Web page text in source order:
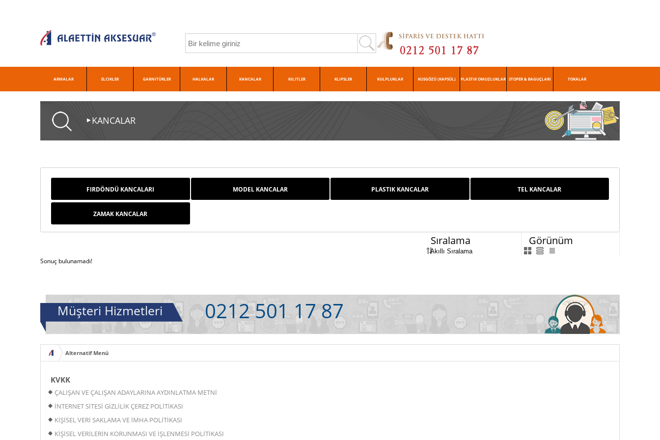
ARMALAR ELCIKLER GARNITÜRLER HALKALAR KANCALAR KILITLER KLIPSLER KULPLUKLAR KUSGÖZÜ (KAPSÜL) PLASTIK OMUZLUKLAR STOPER & BAGUÇLARI TOKALAR
KANCALAR
FIRDÖNDÜ KANCALARI MODEL KANCALAR PLASTIK KANCALAR TEL KANCALAR
ZAMAK KANCALAR
Görünüm
Sıralama
Sonuç bulunamadı!
Müşteri Hizmetleri 0212 501 17 87
KVKK
ÇALIŞAN VE ÇALIŞAN ADAYLARINA AYDINLATMA METNİ
İNTERNET SİTESİ GİZLİLİK ÇEREZ POLİTİKASI
KİŞİSEL VERİ SAKLAMA VE İMHA POLİTİKASI
KİŞİSEL VERİLERİN KORUNMASI VE İŞLENMESİ POLİTİKASI